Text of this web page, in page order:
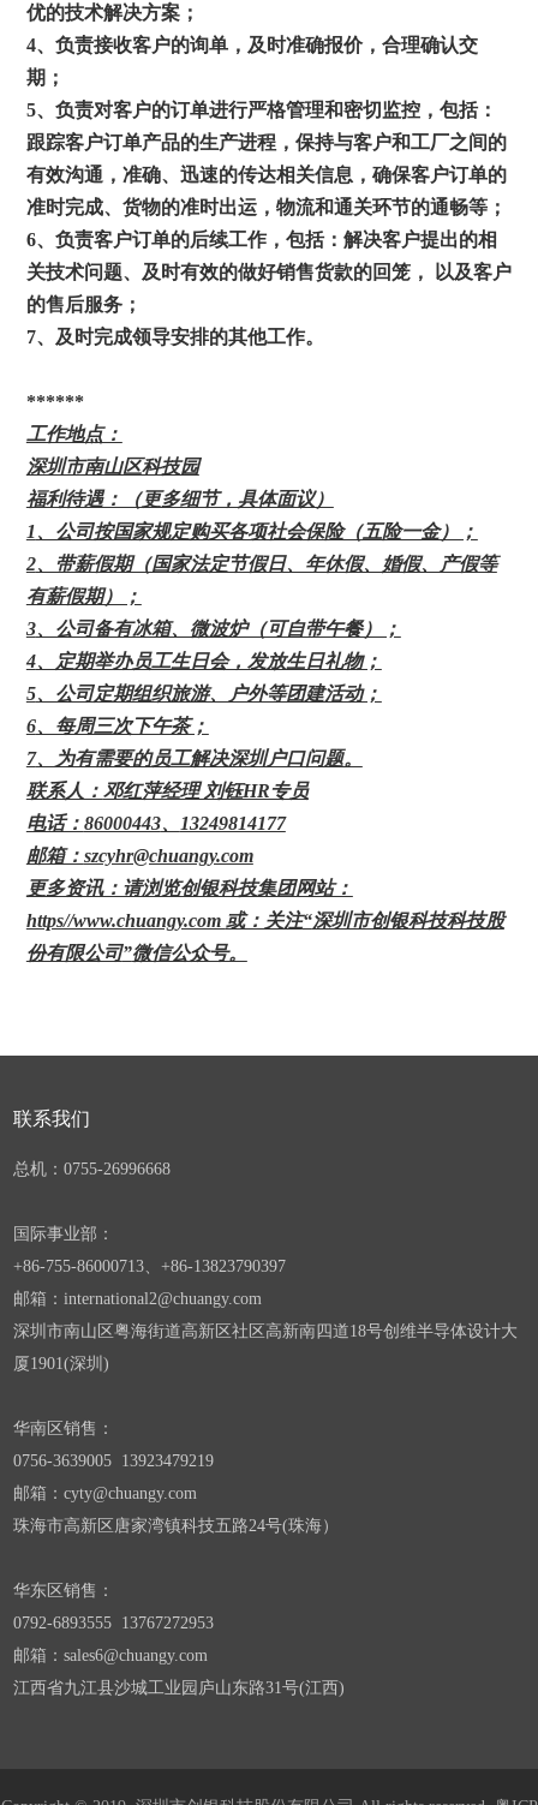
优的技术解决方案；
4、负责接收客户的询单，及时准确报价，合理确认交
期；
5、负责对客户的订单进行严格管理和密切监控，包括：
跟踪客户订单产品的生产进程，保持与客户和工厂之间的
有效沟通，准确、迅速的传达相关信息，确保客户订单的
准时完成、货物的准时出运，物流和通关环节的通畅等；
6、负责客户订单的后续工作，包括：解决客户提出的相
关技术问题、及时有效的做好销售货款的回笼， 以及客户
的售后服务；
7、及时完成领导安排的其他工作。
******
工作地点：
深圳市南山区科技园
福利待遇：（更多细节，具体面议）
1、公司按国家规定购买各项社会保险（五险一金）；
2、带薪假期（国家法定节假日、年休假、婚假、产假等
有薪假期）；
3、公司备有冰箱、微波炉（可自带午餐）；
4、定期举办员工生日会，发放生日礼物；
5、公司定期组织旅游、户外等团建活动；
6、每周三次下午茶；
7、为有需要的员工解决深圳户口问题。
联系人： 邓红萍经理 刘钰HR专员
电话： 86000443、
13249814177
邮箱： szcyhr@chuangy.com
更多资讯：请浏览创银科技集团网站：
https//www.chuangy.com 或：关注“深圳市创银科技科技股
份有限公司”微信公众号。
联系我们
总机：0755-26996668
国际事业部：
+86-755-86000713 、+86-13823790397
邮箱：international2@chuangy.com
深圳市南山区粤海街道高新区社区高新南四道18号创维半导体设计大
厦1901(深圳)
华南 区销售：
0756-3639005 13923479219
邮箱：cyty@chuangy.com
珠海市高新区唐家湾镇科技五路24号(珠海）
华东区销售 ：
0792-6893555 13767272953
邮箱：sales6@chuangy.com
江西省九江县沙城工业园庐山东路31号(江西)